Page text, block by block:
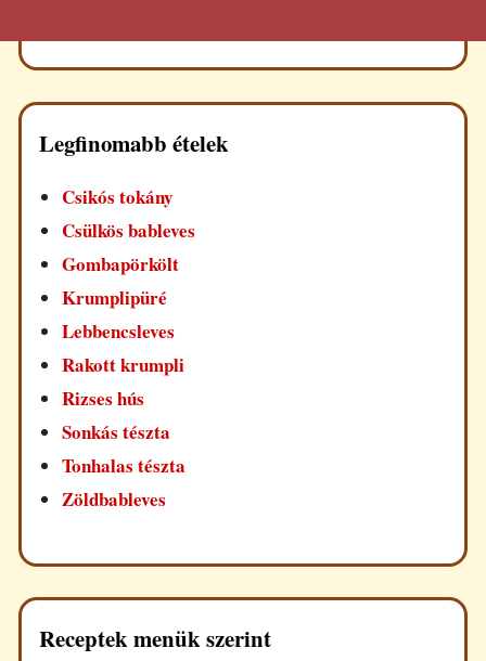
Legfinomabb ételek
Csikós tokány
Csülkös bableves
Gombapörkölt
Krumplipüré
Lebbencsleves
Rakott krumpli
Rizses hús
Sonkás tészta
Tonhalas tészta
Zöldbableves
Receptek menük szerint